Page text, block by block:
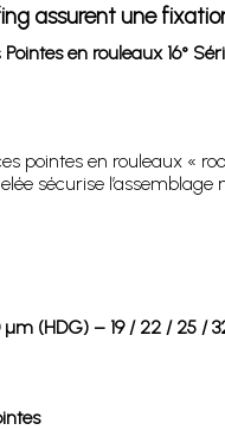
assurent une
Pointes en rouleaux 16°
pointes en rouleaux «
sécurise
(HDG) – 19 / 22 / 25 /